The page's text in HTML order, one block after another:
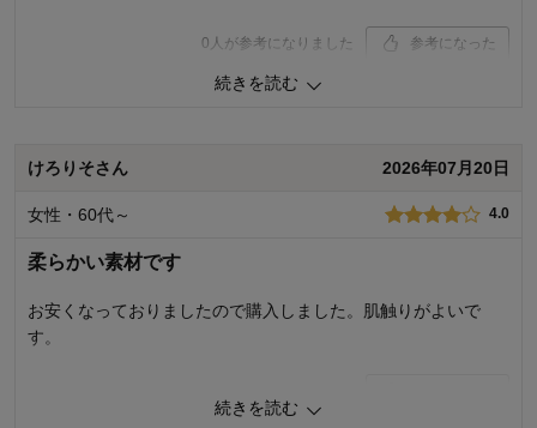
0 人が参考になりました 参考になった
お気に入りポイント：
デザイン、色、サイズ、通気性、着心
続きを読む
けろりそさん 2026年07月20日
女性・60代～ 4.0
柔らかい素材です
お安くなっておりましたので購入しました。肌触りがよいで
す。
続きを読む